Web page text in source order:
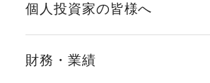
個人投資家の皆様へ
財務・業績